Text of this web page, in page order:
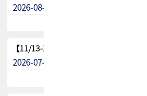
2026-08-04
【11/13-15】2026 TPCA 百岳登頂_南
2026-07-22